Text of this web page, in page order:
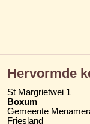
Hervormde
St Margrietwei 1
Boxum
Gemeente
Friesland